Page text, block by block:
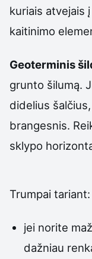
kuriais atvejais
kaitinimo
Geoterminis
grunto šilumą.
didelius
brangesnis.
sklypo
Trumpai tariant:
jei norite
dažniau